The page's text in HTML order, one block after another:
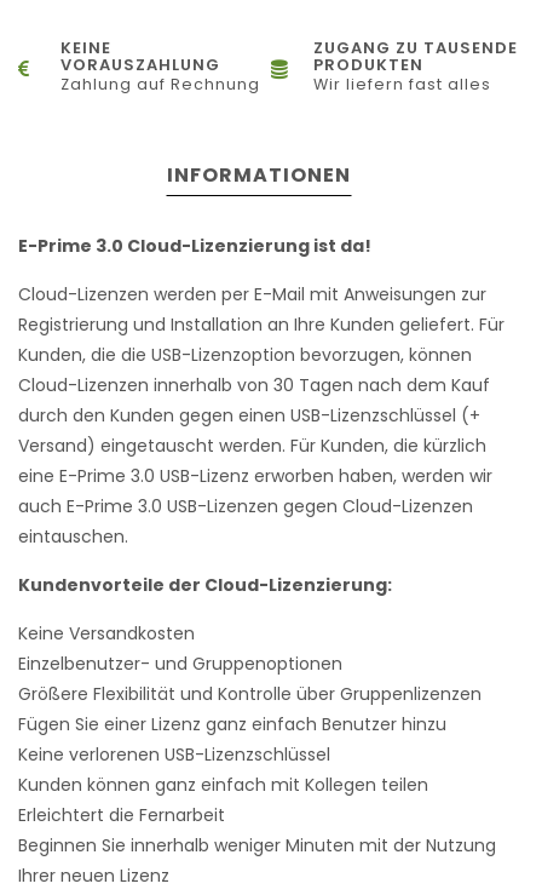
KEINE
VORAUSZAHLUNG
Zahlung auf Rechnung
ZUGANG ZU TAUSENDE
PRODUKTEN
Wir liefern fast alles
INFORMATIONEN
E-Prime 3.0 Cloud-Lizenzierung ist da!
Cloud-Lizenzen werden per E-Mail mit Anweisungen zur
Registrierung und Installation an Ihre Kunden geliefert. Für
Kunden, die die USB-Lizenzoption bevorzugen, können
Cloud-Lizenzen innerhalb von 30 Tagen nach dem Kauf
durch den Kunden gegen einen USB-Lizenzschlüssel (+
Versand) eingetauscht werden. Für Kunden, die kürzlich
eine E-Prime 3.0 USB-Lizenz erworben haben, werden wir
auch E-Prime 3.0 USB-Lizenzen gegen Cloud-Lizenzen
eintauschen.
Kundenvorteile der Cloud-Lizenzierung:
Keine Versandkosten
Einzelbenutzer- und Gruppenoptionen
Größere Flexibilität und Kontrolle über Gruppenlizenzen
Fügen Sie einer Lizenz ganz einfach Benutzer hinzu
Keine verlorenen USB-Lizenzschlüssel
Kunden können ganz einfach mit Kollegen teilen
Erleichtert die Fernarbeit
Beginnen Sie innerhalb weniger Minuten mit der Nutzung
Ihrer neuen Lizenz